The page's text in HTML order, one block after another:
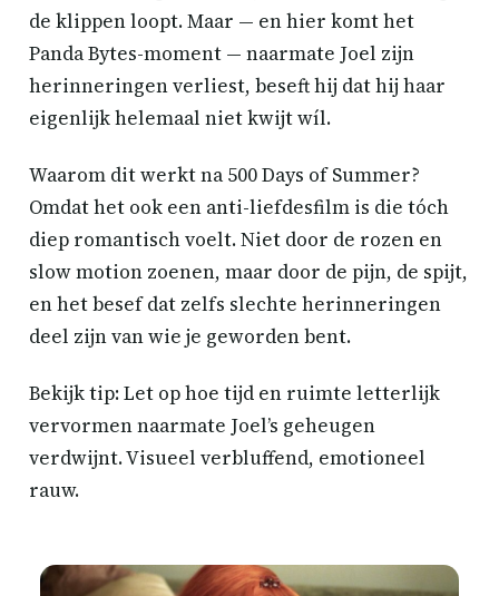
de klippen loopt. Maar — en hier komt het
Panda Bytes-moment — naarmate Joel zijn
herinneringen verliest, beseft hij dat hij haar
eigenlijk helemaal niet kwijt wíl.
Waarom dit werkt na 500 Days of Summer?
Omdat het ook een anti-liefdesfilm is die tóch
diep romantisch voelt. Niet door de rozen en
slow motion zoenen, maar door de pijn, de spijt,
en het besef dat zelfs slechte herinneringen
deel zijn van wie je geworden bent.
Bekijk tip: Let op hoe tijd en ruimte letterlijk
vervormen naarmate Joel’s geheugen
verdwijnt. Visueel verbluffend, emotioneel
rauw.